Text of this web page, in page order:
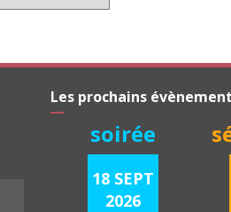
Les prochains
soirée
18 SEPT
2026